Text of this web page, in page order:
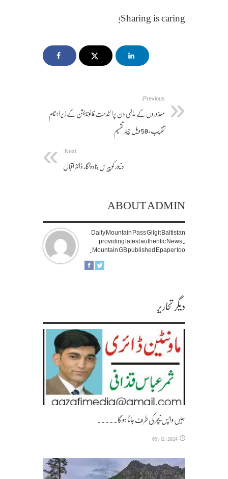
Sharing is caring!
Previous:
معذوروں کے عالمی دن پرالخدمت فائونڈیشن کے زیر اہتمام
تقریب، 50 ویل چیئر تقسیم
Next:
دنیور کو پیر س بنادونگا، ڈاکٹر اقبال
ABOUT ADMIN
Daily Mountain Pass Gilgit Baltistan
providing latest authentic News.
Mountain GB published Epaper too.
دیگر تحاریر
ہمیں واپس نیچر کی طرف جانا ہوگا۔۔۔۔۔
09/12/2024